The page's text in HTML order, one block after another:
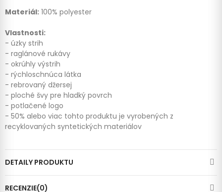
Materiál: 100% polyester
Vlastnosti:
- úzky strih
- raglánové rukávy
- okrúhly výstrih
- rýchloschnúca látka
- rebrovaný džersej
- ploché švy pre hladký povrch
- potlačené logo
- 50% alebo viac tohto produktu je vyrobených z
recyklovaných syntetických materiálov
DETAILY PRODUKTU
RECENZIE(0)